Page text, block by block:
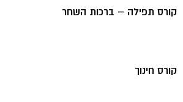
קורס תפילה – ברכות השחר
קורס חינוך